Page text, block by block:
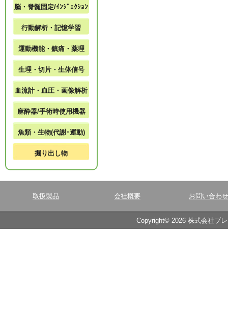
脳・脊髄固定/ｲﾝｼﾞｪｸｼｮﾝ
行動解析・記憶学習
運動機能・鎮痛・薬理
生理・切片・生体信号
血流計・血圧・画像解析
麻酔器/手術時使用機器
魚類・生物(代謝･運動)
掘り出し物
取扱製品 会社概要 お問い合わせ
Copyright© 2026 株式会社ブ